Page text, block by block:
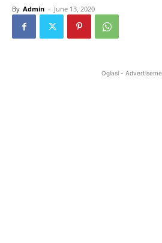
By Admin - June 13, 2020
Oglasi -